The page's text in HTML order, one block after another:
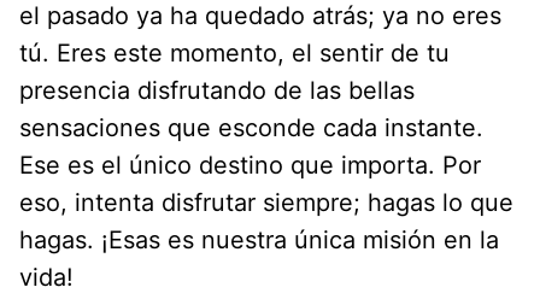
el pasado ya ha quedado atrás; ya no eres
tú. Eres este momento, el sentir de tu
presencia disfrutando de las bellas
sensaciones que esconde cada instante.
Ese es el único destino que importa. Por
eso, intenta disfrutar siempre; hagas lo que
hagas. ¡Esas es nuestra única misión en la
vida!